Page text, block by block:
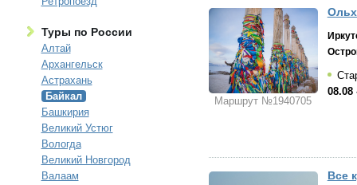
Туры по России
Алтай
Архангельск
Астрахань
Байкал
Башкирия
Великий Устюг
Вологда
Великий Новгород
Валаам
Маршрут №1940705
08.08
Все